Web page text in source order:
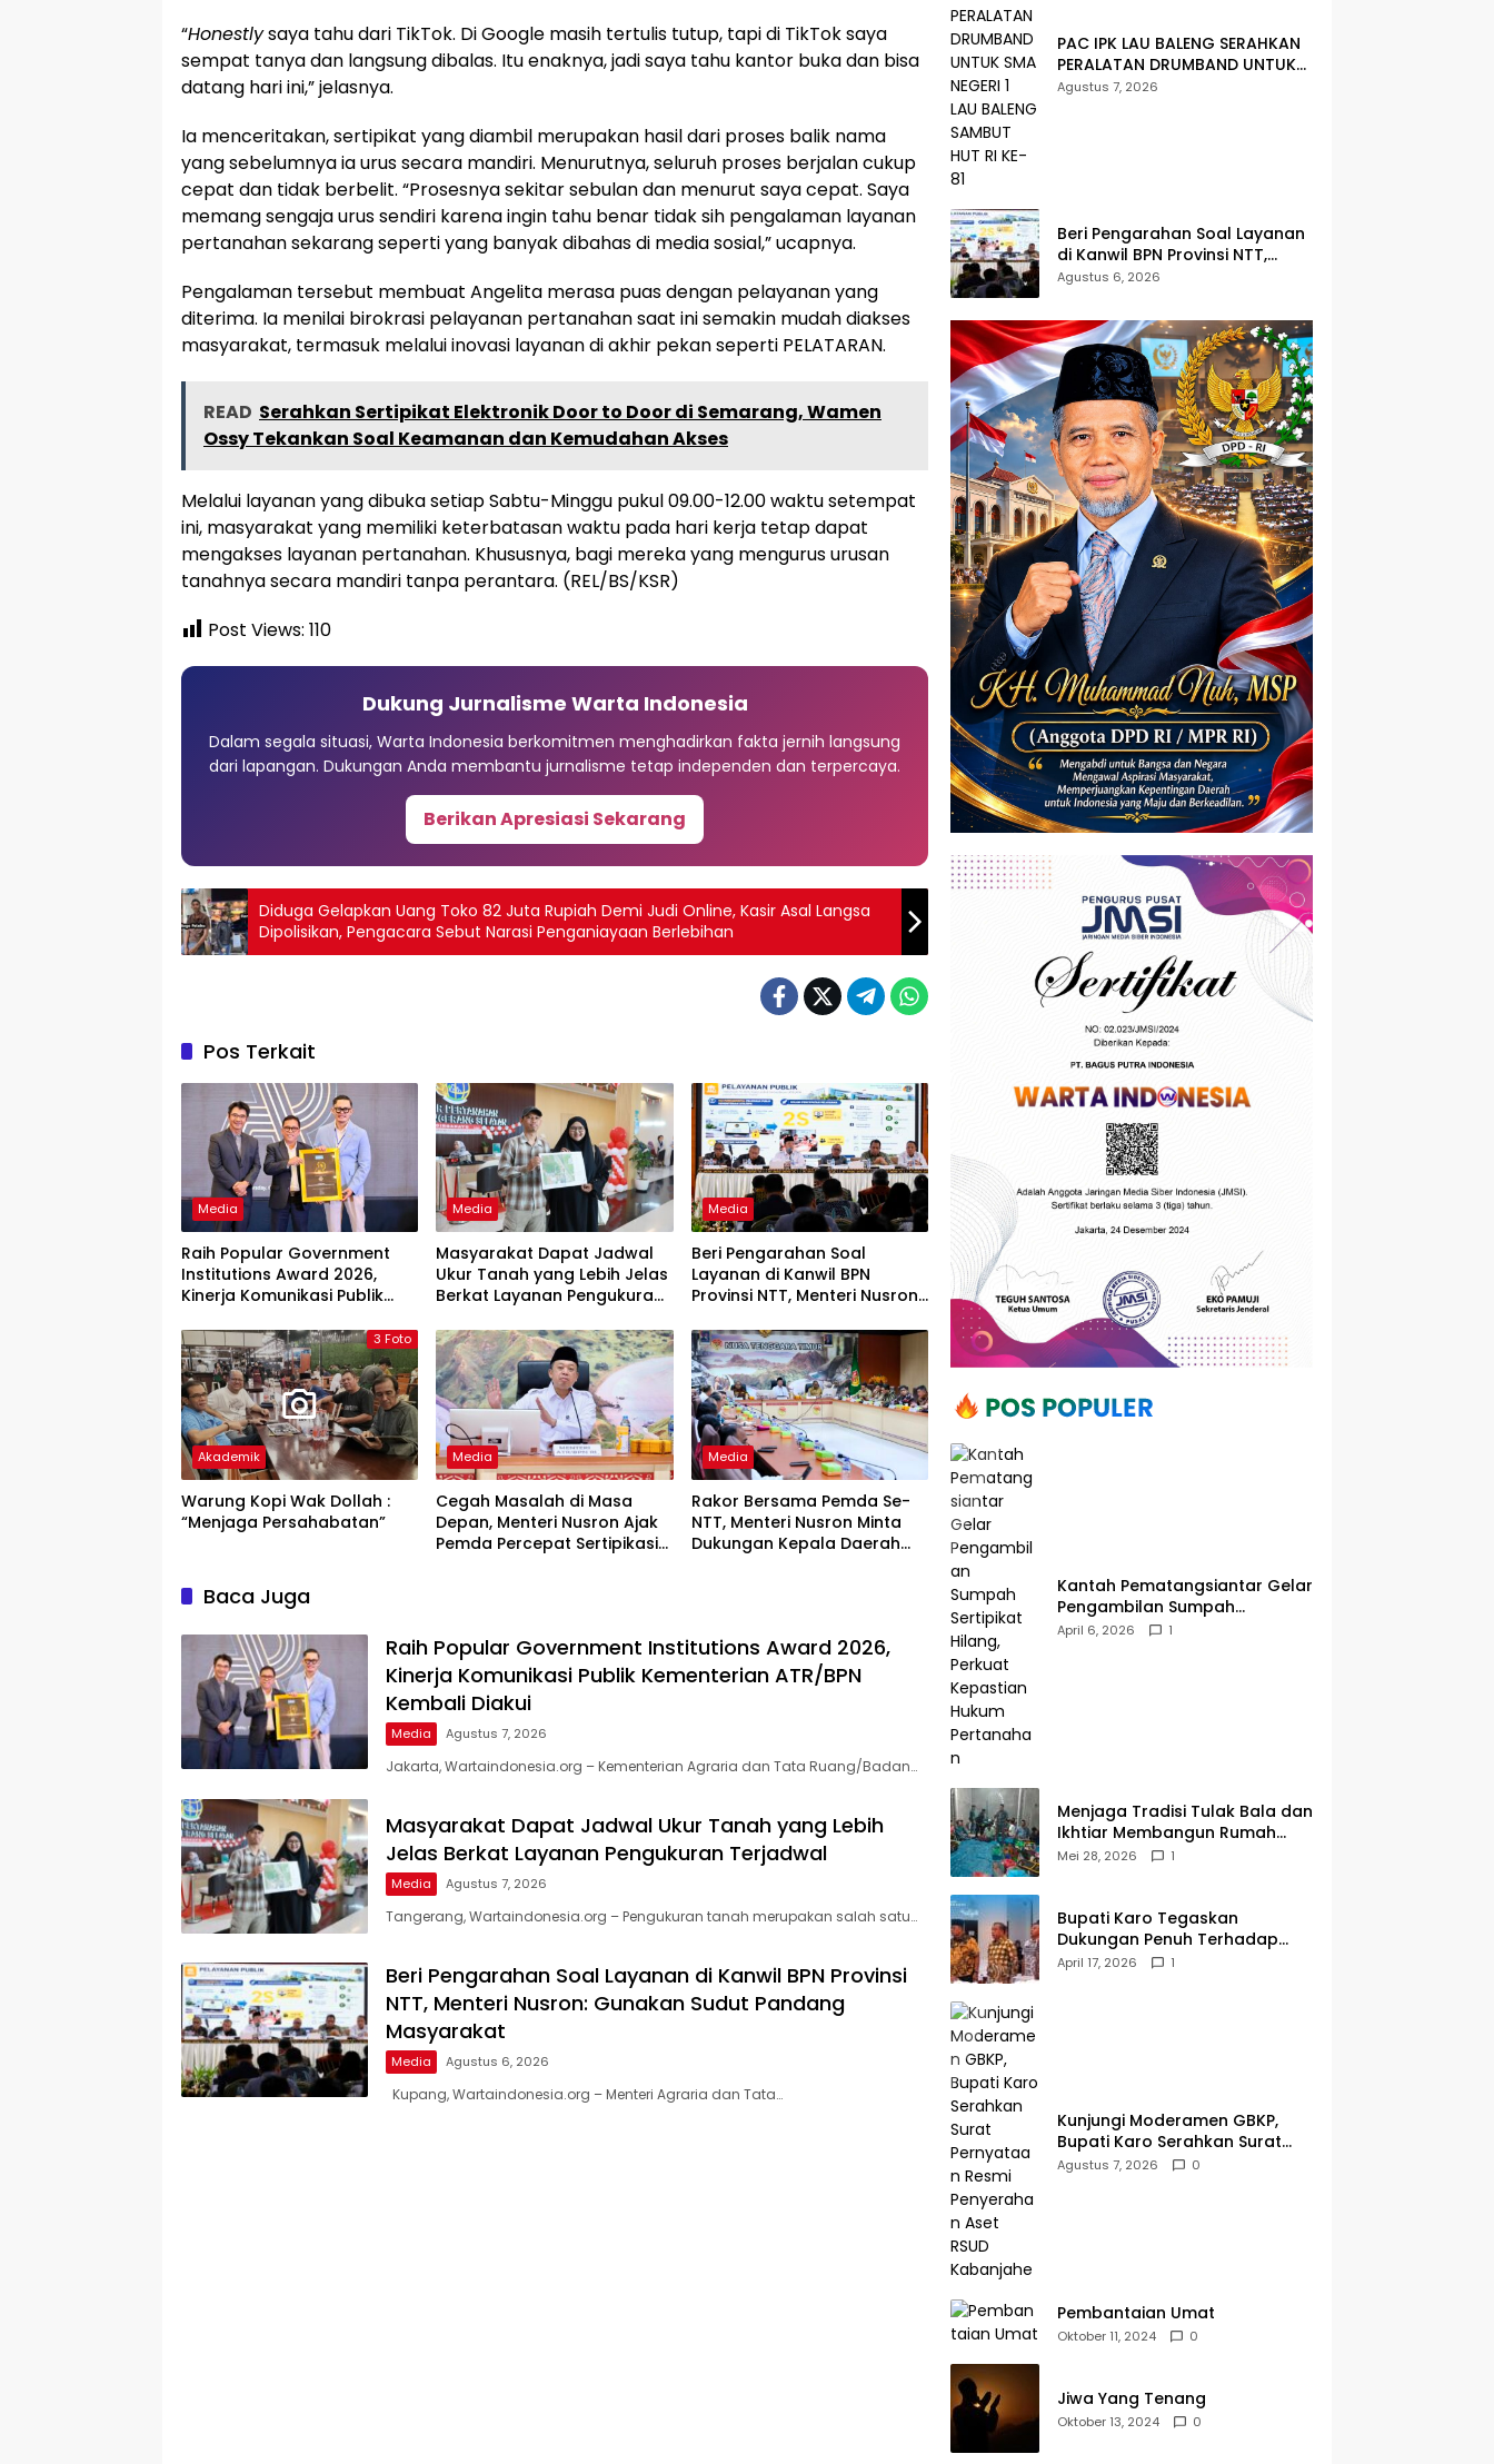
“Honestlysaya tahu dari TikTok. Di Google masih tertulis tutup, tapi di TikTok saya
sempat tanya dan langsung dibalas. Itu enaknya, jadi saya tahu kantor buka dan bisa
datang hari ini,” jelasnya.
Ia menceritakan, sertipikat yang diambil merupakan hasil dari proses balik nama
yang sebelumnya ia urus secara mandiri. Menurutnya, seluruh proses berjalan cukup
cepat dan tidak berbelit. “Prosesnya sekitar sebulan dan menurut saya cepat. Saya
memang sengaja urus sendiri karena ingin tahu benar tidak sih pengalaman layanan
pertanahan sekarang seperti yang banyak dibahas di media sosial,” ucapnya.
Pengalaman tersebut membuat Angelita merasa puas dengan pelayanan yang
diterima. Ia menilai birokrasi pelayanan pertanahan saat ini semakin mudah diakses
masyarakat, termasuk melalui inovasi layanan di akhir pekan seperti PELATARAN.
READ Serahkan Sertipikat Elektronik Door to Door di Semarang, Wamen
Ossy Tekankan Soal Keamanan dan Kemudahan Akses
Melalui layanan yang dibuka setiap Sabtu-Minggu pukul 09.00-12.00 waktu setempat
ini, masyarakat yang memiliki keterbatasan waktu pada hari kerja tetap dapat
mengakses layanan pertanahan. Khususnya, bagi mereka yang mengurus urusan
tanahnya secara mandiri tanpa perantara. (REL/BS/KSR)
Post Views: 110
Dukung Jurnalisme Warta Indonesia
Dalam segala situasi, Warta Indonesia berkomitmen menghadirkan fakta jernih langsung
dari lapangan. Dukungan Anda membantu jurnalisme tetap independen dan terpercaya.
Berikan Apresiasi Sekarang
Diduga Gelapkan Uang Toko 82 Juta Rupiah Demi Judi Online, Kasir Asal Langsa
Dipolisikan, Pengacara Sebut Narasi Penganiayaan Berlebihan
Pos Terkait
Media
Raih Popular Government
Institutions Award 2026,
Kinerja Komunikasi Publik
Kembali Diakui
Media
Masyarakat Dapat Jadwal
Ukur Tanah yang Lebih Jelas
Berkat Layanan Pengukuran
Media
Beri Pengarahan Soal
Layanan di Kanwil BPN
Provinsi NTT, Menteri Nusron:
Masyarakat
3 Foto
Akademik
Warung Kopi Wak Dollah :
“Menjaga Persahabatan”
Media
Cegah Masalah di Masa
Depan, Menteri Nusron Ajak
Pemda Percepat Sertipikasi
Media
Rakor Bersama Pemda Se-
NTT, Menteri Nusron Minta
Dukungan Kepala Daerah
Baca Juga
Raih Popular Government Institutions Award 2026,
Kinerja Komunikasi Publik Kementerian ATR/BPN
Kembali Diakui
Media Agustus 7, 2026
Jakarta, Wartaindonesia.org – Kementerian Agraria dan Tata Ruang/Badan…
Masyarakat Dapat Jadwal Ukur Tanah yang Lebih
Jelas Berkat Layanan Pengukuran Terjadwal
Media Agustus 7, 2026
Tangerang, Wartaindonesia.org – Pengukuran tanah merupakan salah satu…
Beri Pengarahan Soal Layanan di Kanwil BPN Provinsi
NTT, Menteri Nusron: Gunakan Sudut Pandang
Masyarakat
Media Agustus 6, 2026
Kupang, Wartaindonesia.org – Menteri Agraria dan Tata…
PAC IPK LAU BALENG SERAHKAN
PERALATAN DRUMBAND UNTUK
SMA NEGERI 1 LAU BALENG
Agustus 7, 2026
Beri Pengarahan Soal Layanan
di Kanwil BPN Provinsi NTT,
Menteri Nusron: Gunakan Sudut
Agustus 6, 2026
Kantah Pematangsiantar Gelar
Pengambilan Sumpah
Sertipikat Hilang, Perkuat
April 6, 2026 1
Menjaga Tradisi Tulak Bala dan
Ikhtiar Membangun Rumah
Ibadah di Sampean Barat
Mei 28, 2026 1
Bupati Karo Tegaskan
Dukungan Penuh Terhadap
Penertiban Kawasan Hutan
April 17, 2026 1
Kunjungi Moderamen GBKP,
Bupati Karo Serahkan Surat
Pernyataan Resmi Penyerahan
Agustus 7, 2026 0
Pembantaian Umat
Oktober 11, 2024 0
Jiwa Yang Tenang
Oktober 13, 2024 0